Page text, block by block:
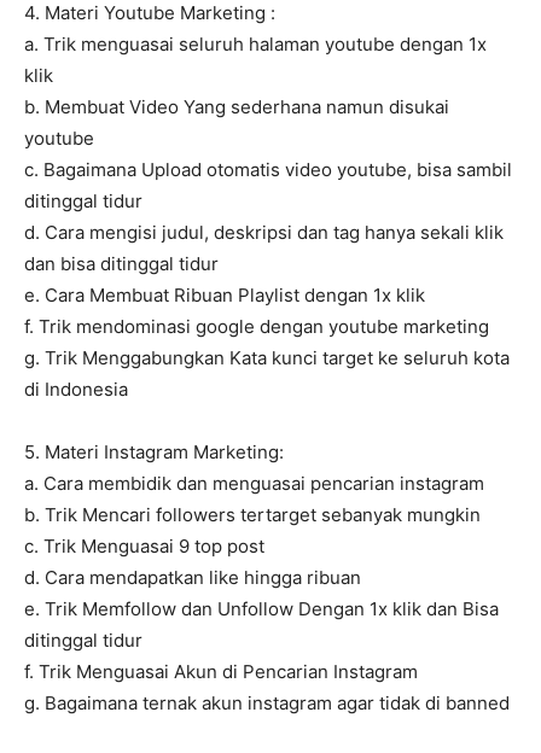
4. Materi Youtube Marketing :
a. Trik menguasai seluruh halaman youtube dengan 1x
klik
b. Membuat Video Yang sederhana namun disukai
youtube
c. Bagaimana Upload otomatis video youtube, bisa sambil
ditinggal tidur
d. Cara mengisi judul, deskripsi dan tag hanya sekali klik
dan bisa ditinggal tidur
e. Cara Membuat Ribuan Playlist dengan 1x klik
f. Trik mendominasi google dengan youtube marketing
g. Trik Menggabungkan Kata kunci target ke seluruh kota
di Indonesia
5. Materi Instagram Marketing:
a. Cara membidik dan menguasai pencarian instagram
b. Trik Mencari followers tertarget sebanyak mungkin
c. Trik Menguasai 9 top post
d. Cara mendapatkan like hingga ribuan
e. Trik Memfollow dan Unfollow Dengan 1x klik dan Bisa
ditinggal tidur
f. Trik Menguasai Akun di Pencarian Instagram
g. Bagaimana ternak akun instagram agar tidak di banned